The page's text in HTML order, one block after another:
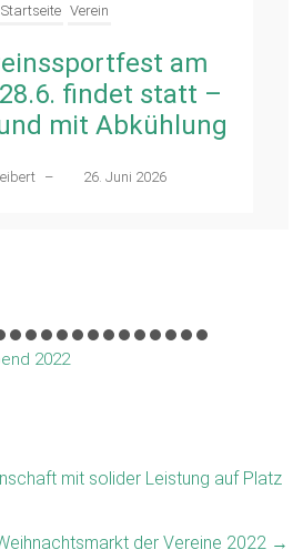
Startseite Verein
am
findet statt –
mit Abkühlung
– 26. Juni 2026
2022
mit solider Leistung auf Platz
der Vereine 2022 →